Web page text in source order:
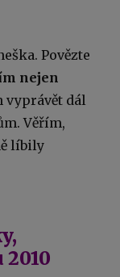
Povězte
nejen
vyprávět dál
Věřím,
líbily